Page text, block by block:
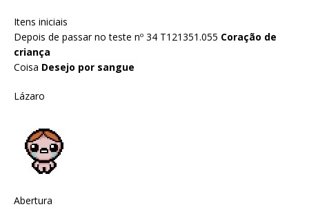
Itens iniciais
Depois de passar no teste nº 34 T121351.055 Coração de
criança
Coisa Desejo por sangue
Lázaro
Abertura